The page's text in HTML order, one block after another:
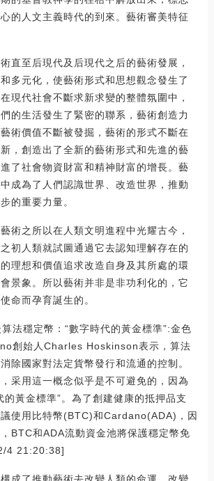
的人文主義時代的到來。藝術審美特征
直至后現代及后現代之后的藝術發展，
多元化，使藝術形式和思想觀念發生了
現代社會不斷求新求變的整體氛圍中，
的生活發生了緊密的聯系，藝術創造力
術價值不斷被發掘，藝術的形式不斷在
，創造出了全新的藝術形式和先進的藝
了社會物資財富和精神財富的增長。藝
成為了人們認識世界、改造世界，推動
的重要力量。
術之所以在人類文明進程中光耀古今，
初人類就試圖通過它去認知理解存在的
理想和價值追求改造自身及其所處的環
景象。所以藝術并非是非功利化的，它
命而孕育誕生的。
法穩定幣：“數字時代的黃金標準”:金色
創始人Charles Hoskinson表示，算法
除國家對法定貨幣發行和流通的控制。
采用這一概念似乎是不可避免的，因為
的黃金標準”。為了創建健康的抵押品支
使用比特幣(BTC)和Cardano(ADA)，因
BTC和ADA流動資金池將保護穩定幣免
4 21:20:38]
成了推動藝術去改變人類的命運、改變